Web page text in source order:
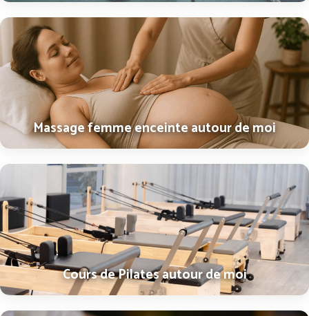
Massage femme enceinte autour de moi
Cours de Pilates autour de moi